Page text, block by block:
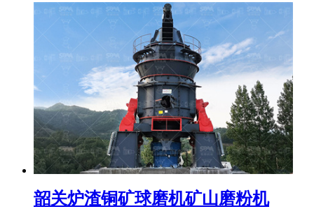
韶关炉渣铜矿球磨机矿山磨粉机